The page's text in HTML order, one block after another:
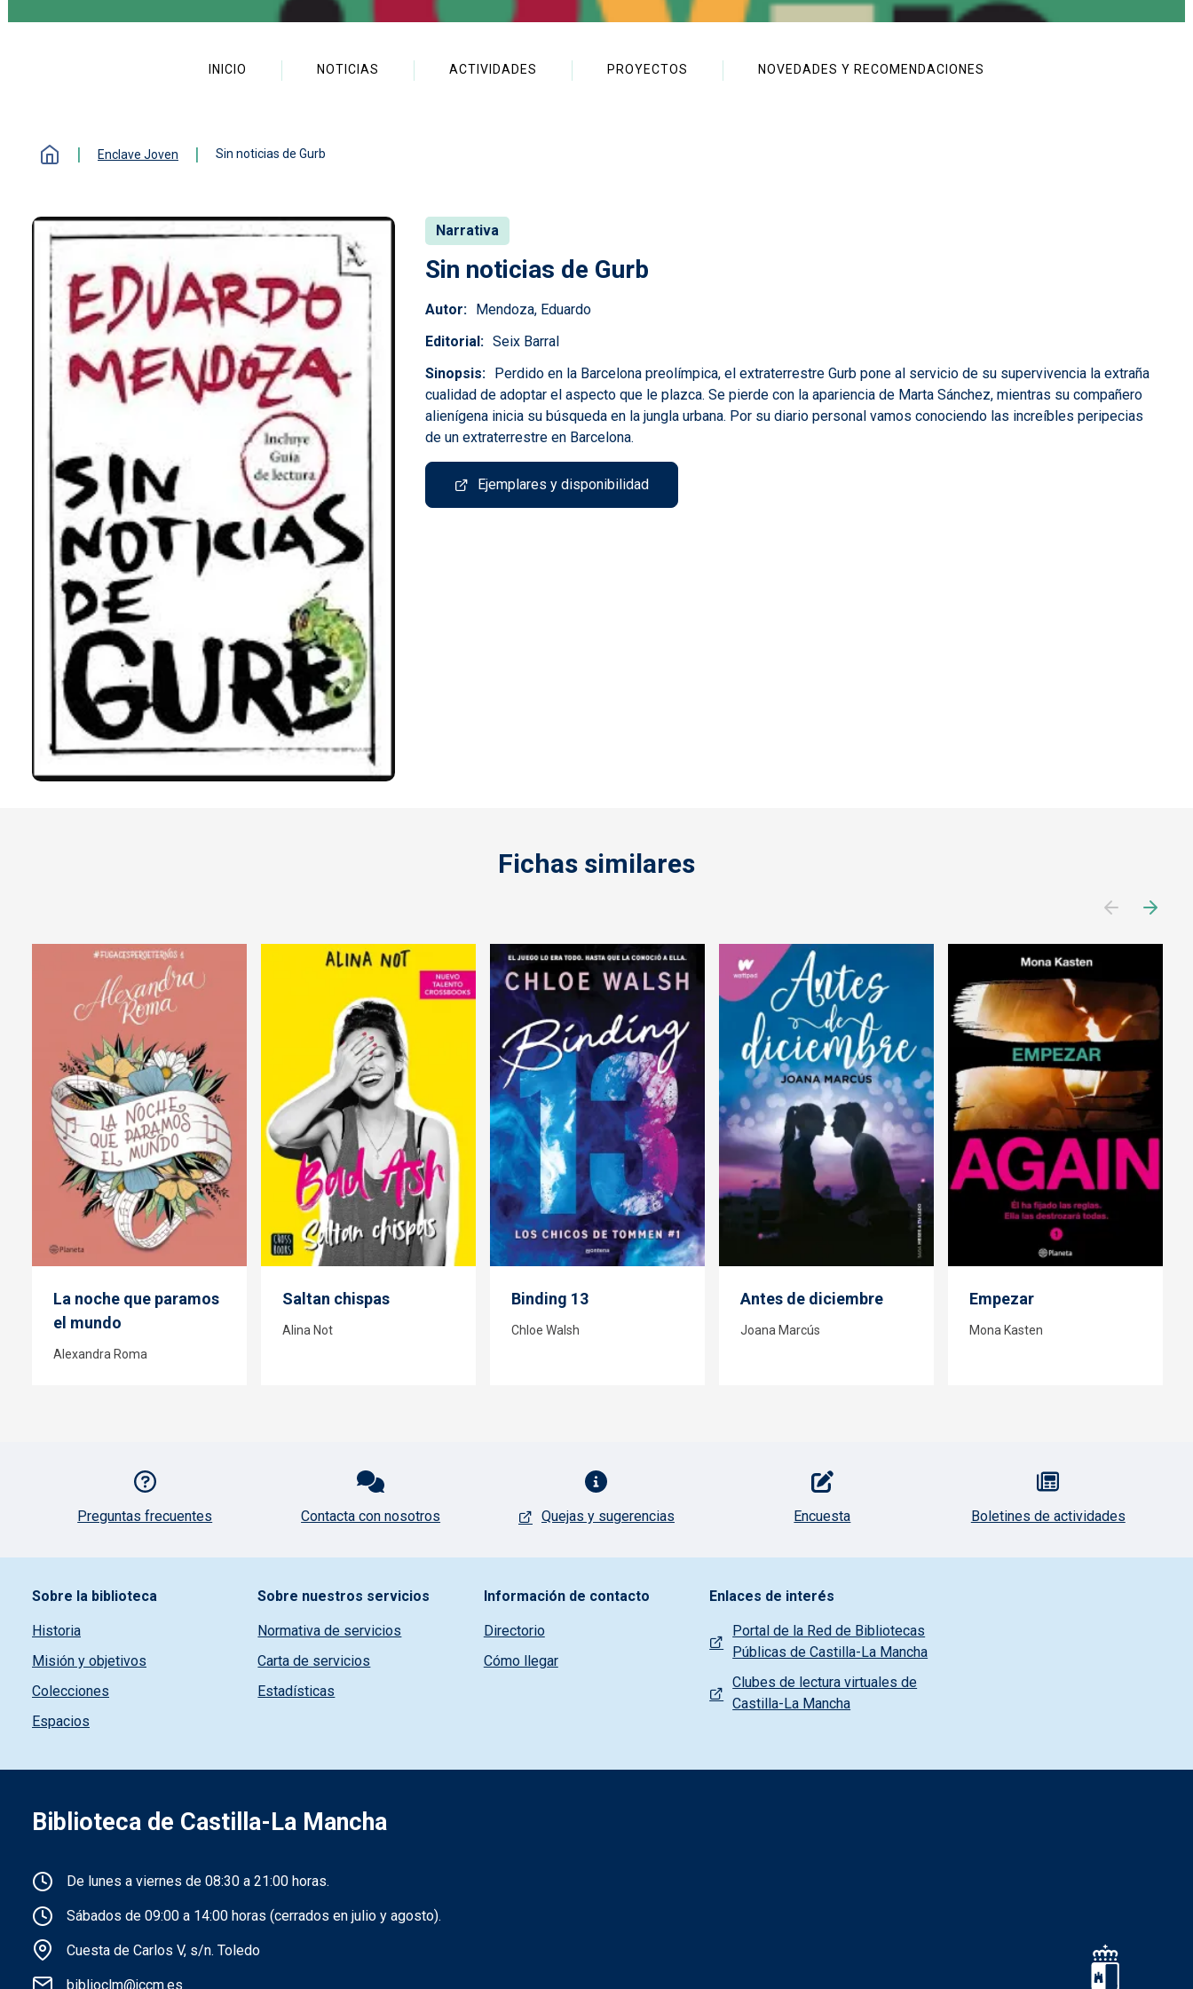
INICIO NOTICIAS ACTIVIDADES PROYECTOS NOVEDADES Y RECOMENDACIONES
Enclave Joven Sin noticias de Gurb
Narrativa
Sin noticias de Gurb
Autor
Mendoza, Eduardo
Editorial
Seix Barral
Sinopsis
Perdido en la Barcelona preolímpica, el extraterrestre Gurb pone al servicio de su supervivencia la extraña
cualidad de adoptar el aspecto que le plazca. Se pierde con la apariencia de Marta Sánchez, mientras su compañero
alienígena inicia su búsqueda en la jungla urbana. Por su diario personal vamos conociendo las increíbles peripecias
de un extraterrestre en Barcelona.
Ejemplares y disponibilidad
Fichas similares
La noche que paramos
el mundo
Alexandra Roma
Saltan chispas
Alina Not
Binding 13
Chloe Walsh
Antes de diciembre
Joana Marcús
Empezar
Mona Kasten
Preguntas frecuentes Contacta con nosotros Quejas y sugerencias Encuesta Boletines de actividades
Sobre la biblioteca
Historia
Misión y objetivos
Colecciones
Espacios
Sobre nuestros servicios
Normativa de servicios
Carta de servicios
Estadísticas
Información de contacto
Directorio
Cómo llegar
Enlaces de interés
Portal de la Red de Bibliotecas
Públicas de Castilla-La Mancha
Clubes de lectura virtuales de
Castilla-La Mancha
Biblioteca de Castilla-La Mancha
Información de la institución
De lunes a viernes de 08:30 a 21:00 horas.
Sábados de 09:00 a 14:00 horas (cerrados en julio y agosto).
Cuesta de Carlos V, s/n. Toledo
biblioclm@jccm.es